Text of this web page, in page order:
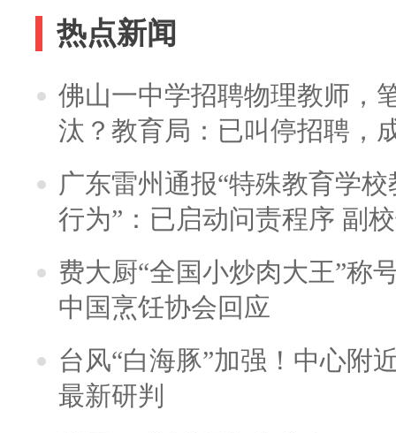
热点新闻
佛山一中学招聘物理教师，
汰？教育局：已叫停招聘，
广东雷州通报“特殊教育学
行为”：已启动问责程序 副
费大厨“全国小炒肉大王”称
中国烹饪协会回应
台风“白海豚”加强！中心附
最新研判